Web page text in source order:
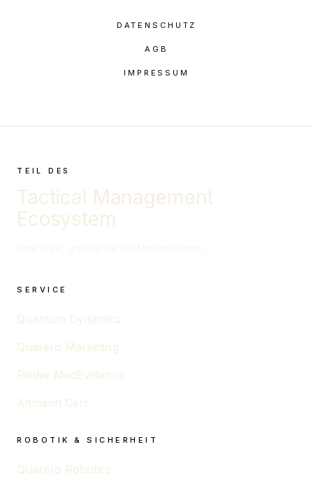
DATENSCHUTZ
AGB
IMPRESSUM
TEIL DES
Tactical Management
Ecosystem
SERVICE
Quantum Dynamics
Quarero Marketing
Rieder MedEvidence
Altmann Cert
ROBOTIK & SICHERHEIT
Quarero Robotics